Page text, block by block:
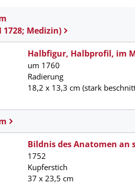
1728; Medizin)
Halbfigur, Halbprofil, im
um 1760
Radierung
18,2 x 13,3 cm (stark
Bildnis des Anatomen an
1752
Kupferstich
37 x 23,5 cm